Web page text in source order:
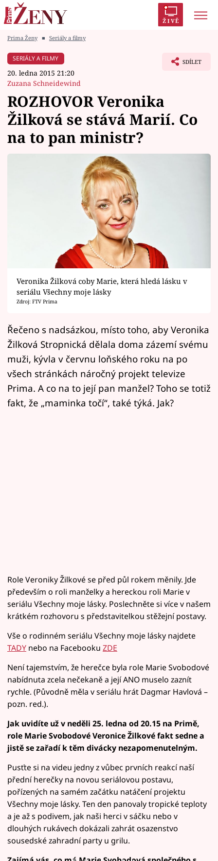
ŽIVĚ
Módní alarm
Témata
Celebrity
Sledujte prima+
Filmový festival Karlovy Vary
Pořady
Přihlášení
Sledujte nás
Prima Ženy ■ Seriály a filmy
SERIÁLY A FILMY
20. ledna 2015 21:20
Zuzana Schneidewind
SDÍLET
ROZHOVOR Veronika
Žilková se stává Marií. Co
na to pan ministr?
Veronika Žilková coby Marie, která hledá lásku v
seriálu Všechny moje lásky
Zdroj: FTV Prima
Řečeno s nadsázkou, místo toho, aby Veronika
Žilková Stropnická dělala doma zázemí svému
muži, kývla v červnu loňského roku na po
všech stránkách náročný projekt televize
Prima. A co na to její pan manžel? Toho se totiž
fakt, že „maminka točí“, také týká. Jak?
Role Veroniky Žilkové se před půl rokem měnily. Jde
především o roli manželky a hereckou roli Marie v
seriálu Všechny moje lásky. Poslechněte si více v našem
krátkém rozhovoru s představitelkou stěžejní postavy.
Vše o rodinném seriálu Všechny moje lásky najdete
TADY nebo na Facebooku ZDE
Není tajemstvím, že herečce byla role Marie Svobodové
nabídnuta zcela nečekaně a její ANO muselo zaznít
rychle. (Původně měla v seriálu hrát Dagmar Havlová –
pozn. red.).
Jak uvidíte už v neděli 25. ledna od 20.15 na Primě,
role Marie Svobodové Veronice Žilkové fakt sedne a
jistě se zařadí k těm divácky nezapomenutelným.
Pusťte si na videu jedny z vůbec prvních reakcí naší
přední herečky na novou seriálovou postavu,
pořízených na samém začátku natáčení projektu
Všechny moje lásky. Ten den panovaly tropické teploty
a je až s podivem, jak naši herci v sáčku nebo v
dlouhých rukávech dokázali zahrát osazenstvo
sousedské zahradní party u grilu.